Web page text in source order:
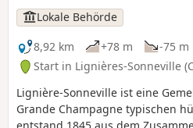
Lokale Behörde
8,92 km
+78 m -75 m
Start in Lignières-Sonneville
Lignière-Sonneville ist eine
Grande Champagne typischen